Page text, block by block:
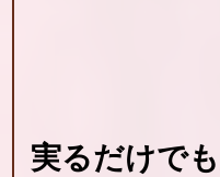
実るだけでも